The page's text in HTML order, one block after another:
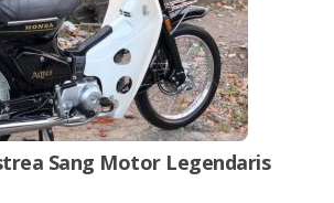
Sang Motor Legendaris